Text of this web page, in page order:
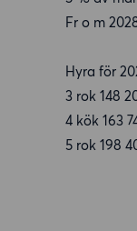
Fr o m
Hyra för
3 rok 148
4 kök 163
5 rok 198